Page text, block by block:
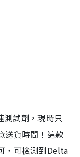
試劑，現時只
送貨時間！這款
，可檢測到Delta